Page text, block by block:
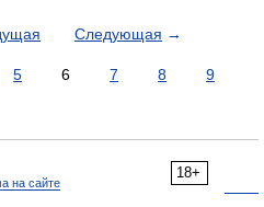
Следующая →
5 6 7 8
9
18+
на сайте